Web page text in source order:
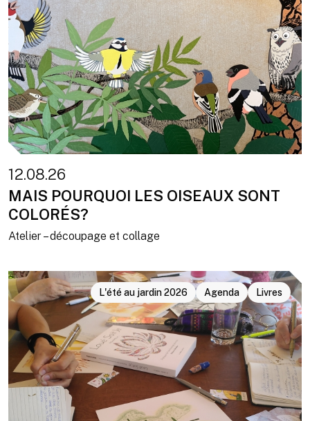
12.08.26
MAIS POURQUOI LES OISEAUX SONT
COLORÉS?
Atelier – découpage et collage
L'été au jardin 2026 Agenda Livres